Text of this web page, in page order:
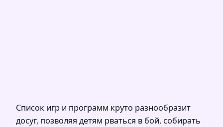
Список игр и программ круто разнообразит
досуг, позволяя детям рваться в бой, собирать